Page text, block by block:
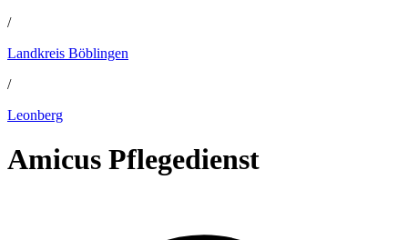
/
Landkreis Böblingen
/
Leonberg
Amicus Pflegedienst